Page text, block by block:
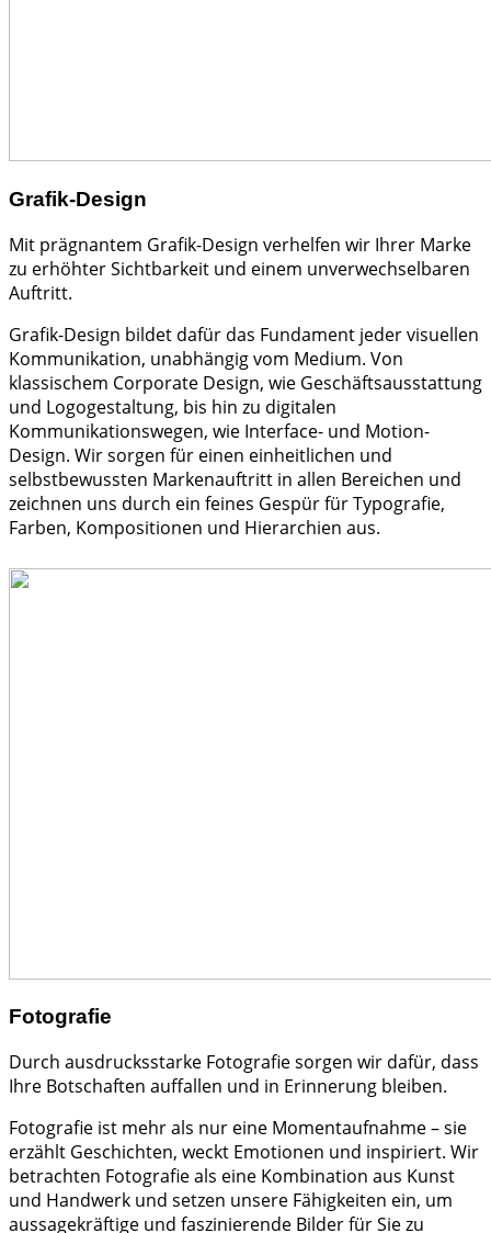
Grafik-Design
Mit prägnantem Grafik-Design verhelfen wir Ihrer Marke
zu erhöhter Sichtbarkeit und einem unverwechselbaren
Auftritt.
Grafik-Design bildet dafür das Fundament jeder visuellen
Kommunikation, unabhängig vom Medium. Von
klassischem Corporate Design, wie Geschäftsausstattung
und Logogestaltung, bis hin zu digitalen
Kommunikationswegen, wie Interface- und Motion-
Design. Wir sorgen für einen einheitlichen und
selbstbewussten Markenauftritt in allen Bereichen und
zeichnen uns durch ein feines Gespür für Typografie,
Farben, Kompositionen und Hierarchien aus.
Fotografie
Durch ausdrucksstarke Fotografie sorgen wir dafür, dass
Ihre Botschaften auffallen und in Erinnerung bleiben.
Fotografie ist mehr als nur eine Momentaufnahme – sie
erzählt Geschichten, weckt Emotionen und inspiriert. Wir
betrachten Fotografie als eine Kombination aus Kunst
und Handwerk und setzen unsere Fähigkeiten ein, um
aussagekräftige und faszinierende Bilder für Sie zu